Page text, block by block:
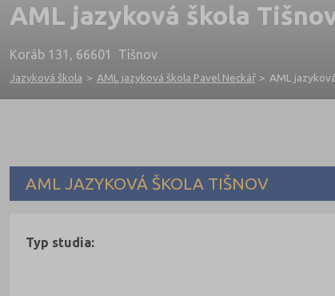
AML jazyková škola
Koráb 131, 66601 Tišnov
Jazyková škola > AML jazyková škola Pavel Neckář > AML
AML JAZYKOVÁ ŠKOLA TIŠNOV
Typ studia: